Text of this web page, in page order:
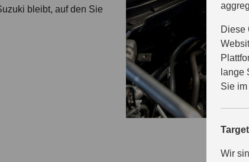
Diese
lange
Sie
Wir
bleibt, auf den Sie